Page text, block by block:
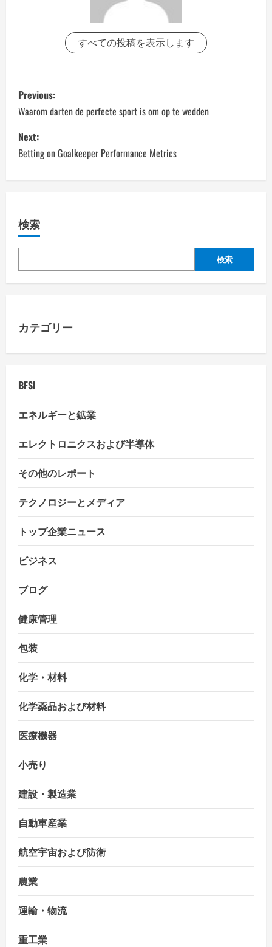
すべての投稿を表示します
P
o
s
t
a
v
i
a
o
n
Previous:
Waarom darten de perfecte sport is om op te wedden
Next:
Betting on Goalkeeper Performance Metrics
検索
検索
カテゴリー
BFSI
エネルギーと鉱業
エレクトロニクスおよび半導体
その他のレポート
テクノロジーとメディア
トップ企業ニュース
ビジネス
ブログ
健康管理
包装
化学・材料
化学薬品および材料
医療機器
小売り
建設・製造業
自動車産業
航空宇宙および防衛
農業
運輸・物流
重工業